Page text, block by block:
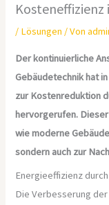
Kosteneffizienz
/ Lösungen / Von
Der kontinuierliche
Gebäudetechnik hat
zur Kostenreduktion
hervorgerufen.
wie moderne
sondern auch zur
Energieeffizienz
Die Verbesserung